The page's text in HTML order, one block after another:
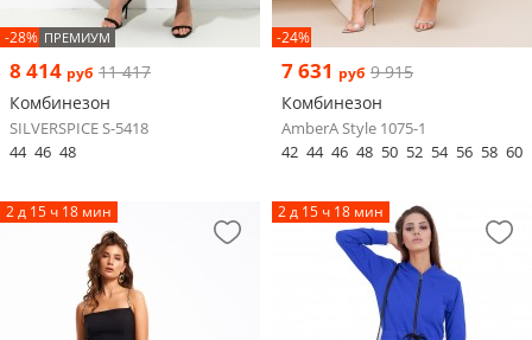
-28% ПРЕМИУМ
8 414 руб 11 417
Комбинезон
SILVERSPICE S-5418
44 46 48
-24%
7 631 руб 9 915
Комбинезон
AmberA Style 1075-1
42 44 46 48 50 52 54 56 58 60
2 д 15 ч 18 мин 2 д 15 ч 18 мин